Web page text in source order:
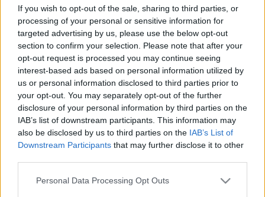
If you wish to opt-out of the sale, sharing to third parties, or
processing of your personal or sensitive information for
targeted advertising by us, please use the below opt-out
section to confirm your selection. Please note that after your
opt-out request is processed you may continue seeing
interest-based ads based on personal information utilized by
us or personal information disclosed to third parties prior to
your opt-out. You may separately opt-out of the further
disclosure of your personal information by third parties on the
IAB’s list of downstream participants. This information may
also be disclosed by us to third parties on the IAB’s List of
Downstream Participants that may further disclose it to other
Please note that this website/app uses one or more Google
Personal Data Processing Opt Outs
pedig megvédték címüket. 2007-ben egy újonc
csapat, a Csurgó szerezte meg az első helyet, sajnos
a rendezőket győzték le a döntőben. 2008-ban
azonban már hazai sikernek örülhettek a szurkolók,
a Green Danger csapata visszavágott az előző évben
győztes csurgóiaknak. 2009-ben és 2010-ben a
ferencvárosi szurkolók sikerével zárult a torna.
Idén nyolc csapat küzd a trófeáért. Szegedről és
Vácról két-két csapat érkezik, rajtuk kívül a
Mezőkövesd és a Ferencváros szurkolói veszik fel a
küzdelmet a győri BKU/WJ és a Green Danger
játékosaival a Magvassy csarnokban.
Az eddigi tornákon érezhetően csökkentek az